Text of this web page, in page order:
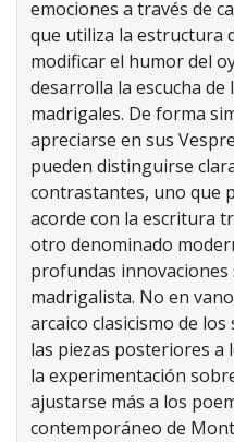
emociones a través de
que utiliza la estructura
modificar el humor del
desarrolla la escucha de
madrigales. De forma
apreciarse en sus
pueden distinguirse
contrastantes, uno que
acorde con la escritura
otro denominado
profundas
madrigalista. No en
arcaico clasicismo de
las piezas posteriores a
la experimentación
ajustarse más a los
contemporáneo de